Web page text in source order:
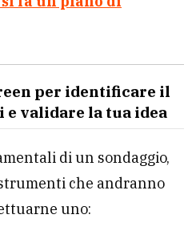
per identificare il
e validare la tua idea
di un sondaggio,
che andranno
uno: